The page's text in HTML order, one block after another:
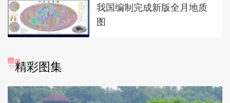
我国编制完成新版全月地质
图
精彩图集